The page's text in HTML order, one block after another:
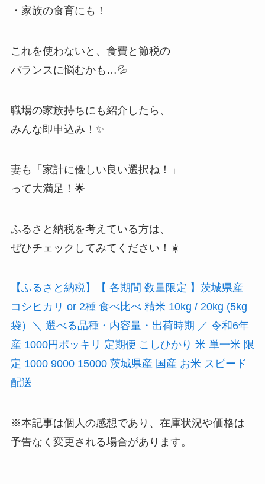
・家族の食育にも！
これを使わないと、食費と節税の
バランスに悩むかも…💦
職場の家族持ちにも紹介したら、
みんな即申込み！✨
妻も「家計に優しい良い選択ね！」
って大満足！🌟
ふるさと納税を考えている方は、
ぜひチェックしてみてください！☀️
【ふるさと納税】【 各期間 数量限定 】茨城県産
コシヒカリ or 2種 食べ比べ 精米 10kg / 20kg (5kg
袋）＼ 選べる品種・内容量・出荷時期 ／ 令和6年
産 1000円ポッキリ 定期便 こしひかり 米 単一米 限
定 1000 9000 15000 茨城県産 国産 お米 スピード
配送
※本記事は個人の感想であり、在庫状況や価格は
予告なく変更される場合があります。